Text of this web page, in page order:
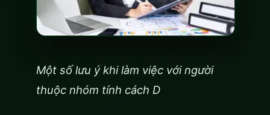
Một số lưu ý khi làm việc với người
thuộc nhóm tính cách D